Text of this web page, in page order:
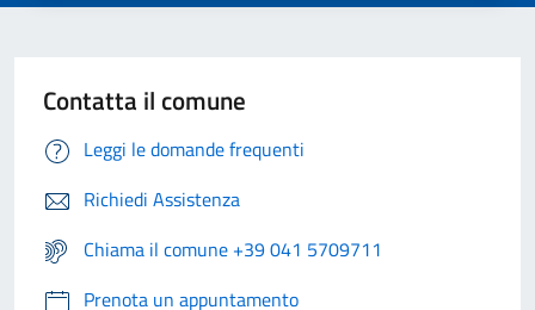
Contatta il comune
Leggi le domande frequenti
Richiedi Assistenza
Chiama il comune +39 041 5709711
Prenota un appuntamento